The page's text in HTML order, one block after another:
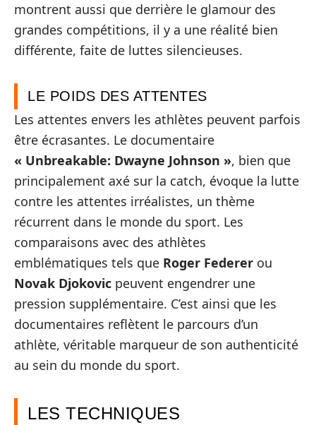
montrent aussi que derrière le glamour des
grandes compétitions, il y a une réalité bien
différente, faite de luttes silencieuses.
LE POIDS DES ATTENTES
Les attentes envers les athlètes peuvent parfois
être écrasantes. Le documentaire
« Unbreakable: Dwayne Johnson », bien que
principalement axé sur la catch, évoque la lutte
contre les attentes irréalistes, un thème
récurrent dans le monde du sport. Les
comparaisons avec des athlètes
emblématiques tels que Roger Federer ou
Novak Djokovic peuvent engendrer une
pression supplémentaire. C’est ainsi que les
documentaires reflètent le parcours d’un
athlète, véritable marqueur de son authenticité
au sein du monde du sport.
LES TECHNIQUES